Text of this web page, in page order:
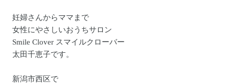
妊婦さんからママまで
女性にやさしいおうちサロン
Smile Clover スマイルクローバー
太田千恵子です。
新潟市西区で